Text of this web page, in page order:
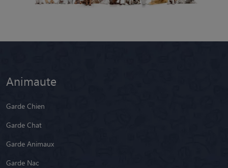
Animaute
Garde Chien
Garde Chat
Garde Animaux
Garde Nac